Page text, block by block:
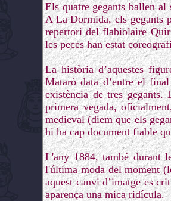
Els quatre gegants ballen
A La Dormida, els gegants
repertori del flabiolaire
les peces han estat
La història d’aquestes
Mataró data d’entre el
existència de tres
primera vegada,
medieval (diem que els
hi ha cap document fiable
L'any 1884, també durant
l'última moda del moment
aquest canvi d’imatge es
aparença una mica ridícula.